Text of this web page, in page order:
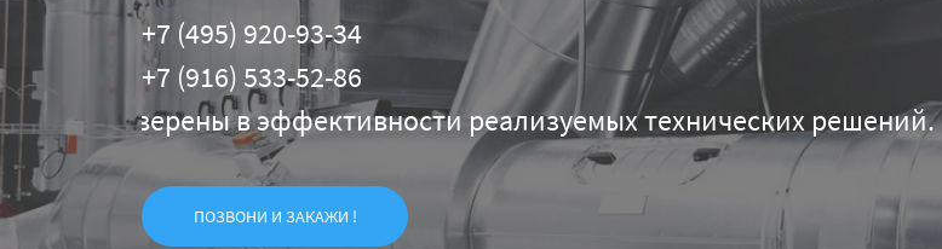
+7 (495) 920-93-34
+7 (916) 533-52-86
в эффективности реализуемых технических решений.
ПОЗВОНИ И ЗАКАЖИ !